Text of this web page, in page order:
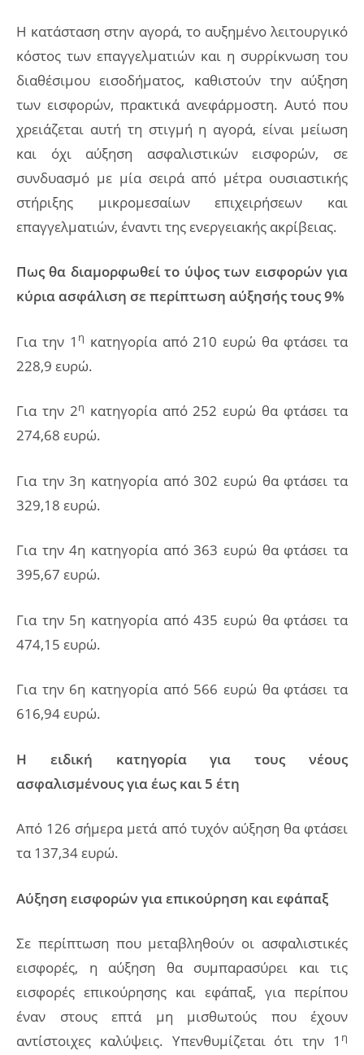
Η κατάσταση στην αγορά, το αυξημένο λειτουργικό
κόστος των επαγγελματιών και η συρρίκνωση του
διαθέσιμου εισοδήματος, καθιστούν την αύξηση
των εισφορών, πρακτικά ανεφάρμοστη. Αυτό που
χρειάζεται αυτή τη στιγμή η αγορά, είναι μείωση
και όχι αύξηση ασφαλιστικών εισφορών, σε
συνδυασμό με μία σειρά από μέτρα ουσιαστικής
στήριξης μικρομεσαίων επιχειρήσεων και
επαγγελματιών, έναντι της ενεργειακής ακρίβειας.
Πως θα διαμορφωθεί το ύψος των εισφορών για
κύρια ασφάλιση σε περίπτωση αύξησής τους 9%
Για την 1 η κατηγορία από 210 ευρώ θα φτάσει τα
228,9 ευρώ.
Για την 2η κατηγορία από 252 ευρώ θα φτάσει τα
274,68 ευρώ.
Για την 3η κατηγορία από 302 ευρώ θα φτάσει τα
329,18 ευρώ.
Για την 4η κατηγορία από 363 ευρώ θα φτάσει τα
395,67 ευρώ.
Για την 5η κατηγορία από 435 ευρώ θα φτάσει τα
474,15 ευρώ.
Για την 6η κατηγορία από 566 ευρώ θα φτάσει τα
616,94 ευρώ.
Η ειδική κατηγορία για τους νέους
ασφαλισμένους για έως και 5 έτη
Από 126 σήμερα μετά από τυχόν αύξηση θα φτάσει
τα 137,34 ευρώ.
Αύξηση εισφορών για επικούρηση και εφάπαξ
Σε περίπτωση που μεταβληθούν οι ασφαλιστικές
εισφορές, η αύξηση θα συμπαρασύρει και τις
εισφορές επικούρησης και εφάπαξ, για περίπου
έναν στους επτά μη μισθωτούς που έχουν
αντίστοιχες καλύψεις. Υπενθυμίζεται ότι την 1 η